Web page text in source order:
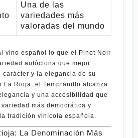
Una de las
variedades más
valoradas del mundo
vino español lo que el Pinot Noir
autóctona que mejor
carácter y la elegancia de su
La Rioja, el Tempranillo alcanza
y una accesibilidad que
más democrática y
tradición vinícola española.
La Denominación Más